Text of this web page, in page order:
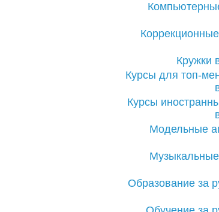
Кружки
Курсы для топ-
Курсы
Модельные
Образование за